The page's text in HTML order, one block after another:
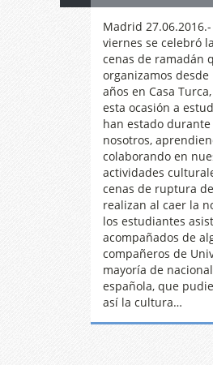
Madrid
viernes se celebró
cenas de ramadán
organizamos desde
años en Casa
esta ocasión a
han estado durante
nosotros,
colaborando en
actividades
cenas de ruptura
realizan al caer la
los estudiantes
acompañados de
compañeros de
mayoría de
española, que
así la cultura…